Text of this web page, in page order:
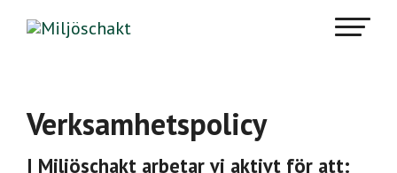
Verksamhetspolicy
I Miljöschakt arbetar vi aktivt för att: